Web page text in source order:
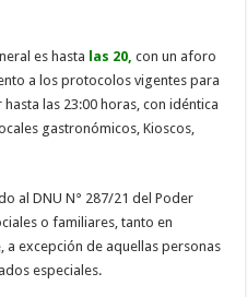
es hasta las 20, con un aforo
a los protocolos vigentes para
las 23:00 horas, con idéntica
gastronómicos, Kioscos,
al DNU N° 287/21 del Poder
o familiares, tanto en
excepción de aquellas personas
especiales.